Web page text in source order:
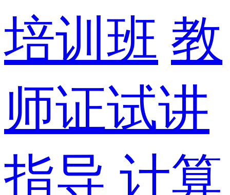
培训班 教
师证试讲
指导 计算